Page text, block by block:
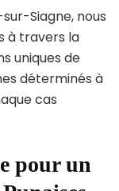
Siagne, nous
à travers la
uniques de
déterminés à
cas
pour un